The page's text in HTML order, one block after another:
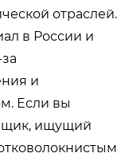
отраслей.
в России и
и
Если вы
ищущий